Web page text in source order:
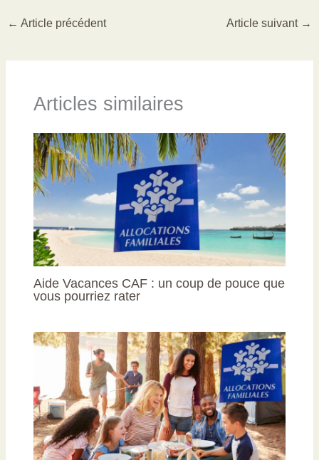
← Article précédent Article suivant →
Articles similaires
Aide Vacances CAF : un coup de pouce que
vous pourriez rater